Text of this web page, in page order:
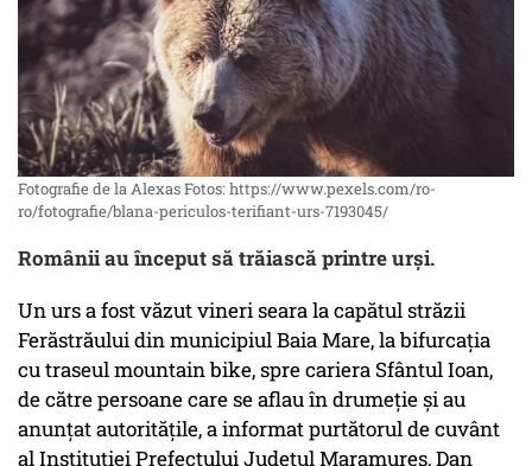
Fotografie de la Alexas Fotos: https://www.pexels.com/ro-
ro/fotografie/blana-periculos-terifiant-urs-7193045/
Românii au început să trăiască printre urși.
Un urs a fost văzut vineri seara la capătul străzii
Ferăstrăului din municipiul Baia Mare, la bifurcaţia
cu traseul mountain bike, spre cariera Sfântul Ioan,
de către persoane care se aflau în drumeţie şi au
anunţat autorităţile, a informat purtătorul de cuvânt
al Instituţiei Prefectului Judeţul Maramureş, Dan